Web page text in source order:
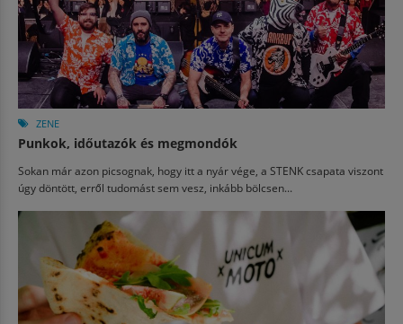
ZENE
Punkok, időutazók és megmondók
Sokan már azon picsognak, hogy itt a nyár vége, a STENK csapata viszont
úgy döntött, erről tudomást sem vesz, inkább bölcsen...